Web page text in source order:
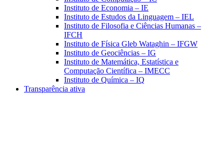
Instituto de Economia – IE
Instituto de Estudos da Linguagem – IEL
Instituto de Filosofia e Ciências Humanas –
IFCH
Instituto de Física Gleb Wataghin – IFGW
Instituto de Geociências – IG
Instituto de Matemática, Estatística e
Computação Científica – IMECC
Instituto de Química – IQ
Transparência ativa